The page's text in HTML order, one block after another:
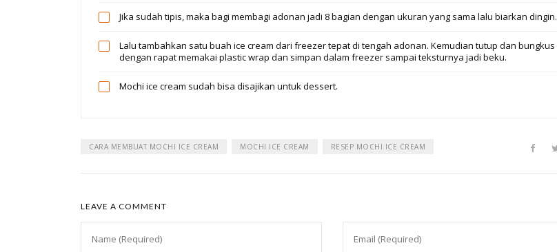
Jika sudah tipis, maka bagi membagi adonan jadi 8 bagian dengan ukuran yang sama lalu biarkan dingin.
Lalu tambahkan satu buah ice cream dari freezer tepat di tengah adonan. Kemudian tutup dan bungkus
dengan rapat memakai plastic wrap dan simpan dalam freezer sampai teksturnya jadi beku.
Mochi ice cream sudah bisa disajikan untuk dessert.
CARA MEMBUAT MOCHI ICE CREAM MOCHI ICE CREAM RESEP MOCHI ICE CREAM
LEAVE A COMMENT